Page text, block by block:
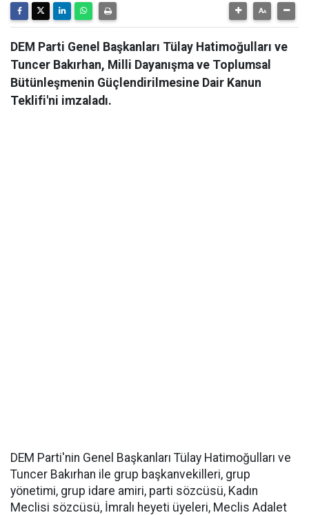
DEM Parti Genel Başkanları Tülay Hatimoğulları ve
Tuncer Bakırhan, Milli Dayanışma ve Toplumsal
Bütünleşmenin Güçlendirilmesine Dair Kanun
Teklifi'ni imzaladı.
DEM Parti'nin Genel Başkanları Tülay Hatimoğulları ve
Tuncer Bakırhan ile grup başkanvekilleri, grup
yönetimi, grup idare amiri, parti sözcüsü, Kadın
Meclisi sözcüsü, İmralı heyeti üyeleri, Meclis Adalet